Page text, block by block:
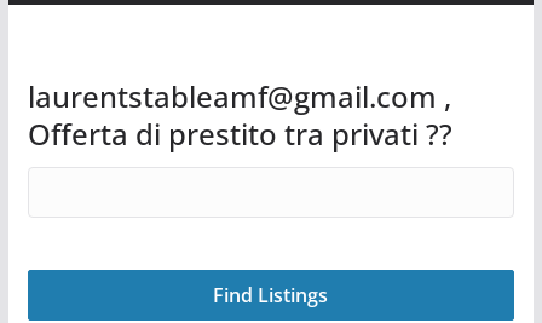
laurentstableamf@gmail.com ,
Offerta di prestito tra privati ??
for: